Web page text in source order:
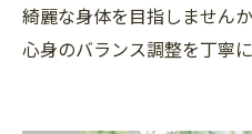
綺麗な身体を目指しません
心身のバランス調整を丁寧